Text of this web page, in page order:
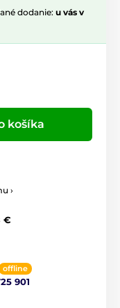
dodanie: u vás v
košíka
›
€
offline
901